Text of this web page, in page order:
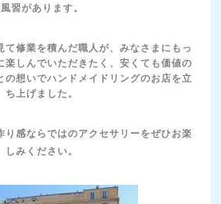
風習があります。
て修業を積んだ職人が、みなさまにもっ
楽しんでいただきたく、安くても価値の
の想いでハンドメイドリングのお店を立
ち上げました。
り感ならではのアクセサリーをぜひお楽
しみください。